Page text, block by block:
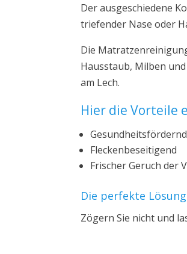
Der ausgeschiedene
triefender Nase oder
Die
Hausstaub, Milben
am Lech.
Hier die Vorteile
Gesundheitsfördernd
Fleckenbeseitigend
Frischer Geruch der
Die perfekte
Zögern Sie nicht und